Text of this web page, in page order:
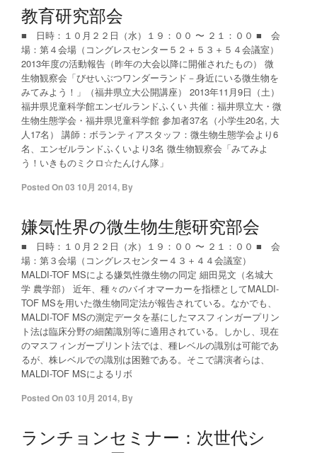
教育研究部会
■ 日時：１０月２２日（水）１９：００ 〜 ２１：００ ■ 会
場：第４会場（コングレスセンター５２＋５３＋５４会議室）
2013年度の活動報告（昨年の大会以降に開催されたもの） 微
生物観察会「びせいぶつワンダーランド－身近にいる微生物を
みてみよう！」（福井県立大公開講座） 2013年11月9日（土）
福井県児童科学館エンゼルランドふくい 共催：福井県立大・微
生物生態学会・福井県児童科学館 参加者37名（小学生20名, 大
人17名） 講師：ボランティアスタッフ：微生物生態学会より6
名、エンゼルランドふくいより3名 微生物観察会「みてみよ
う！いきものミクロ☆たんけん隊」
Posted On03 10月 2014, By
嫌気性界の微生物生態研究部会
■ 日時：１０月２２日（水）１９：００ 〜 ２１：００ ■ 会
場：第３会場（コングレスセンター４３＋４４会議室）
MALDI-TOF MSによる嫌気性微生物の同定 細田晃文（名城大
学 農学部） 近年、種々のバイオマーカーを指標としてMALDI-
TOF MSを用いた微生物同定法が報告されている。なかでも、
MALDI-TOF MSの測定データを基にしたマスフィンガープリン
ト法は臨床分野の細菌識別等に適用されている。しかし、現在
のマスフィンガープリント法では、種レベルの識別は可能であ
るが、株レベルでの識別は困難である。そこで講演者らは、
MALDI-TOF MSによるリボ
Posted On03 10月 2014, By
ランチョンセミナー：次世代シ